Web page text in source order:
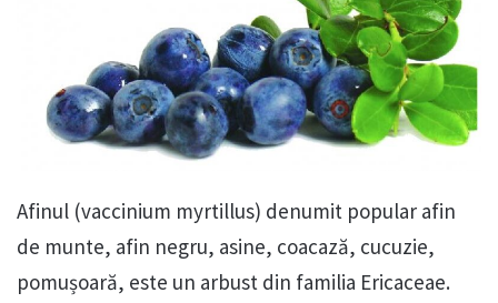
Afinul (vaccinium myrtillus) denumit popular afin
de munte, afin negru, asine, coacază, cucuzie,
pomușoară, este un arbust din familia Ericaceae.